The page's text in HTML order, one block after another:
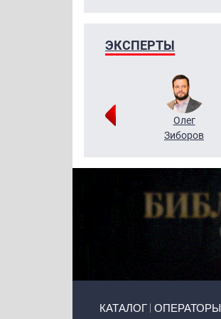
ЭКСПЕРТЫ
Олег
Зиборов
КАТАЛОГ ОПЕРАТОРЫ